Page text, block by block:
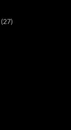
(27)